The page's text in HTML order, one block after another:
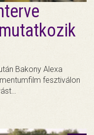
Bakony Alexa
fesztiválon